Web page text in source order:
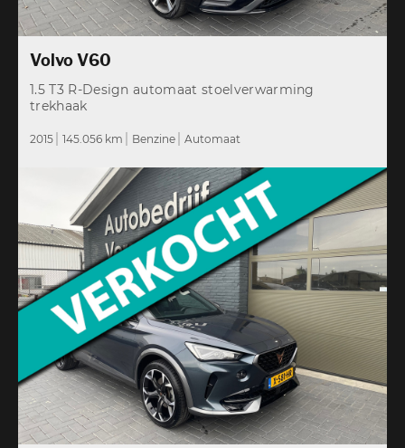
Volvo V60
1.5 T3 R-Design automaat stoelverwarming
trekhaak
2015 145.056 km Benzine Automaat